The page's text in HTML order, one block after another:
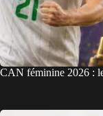
CAN féminine 2026 :